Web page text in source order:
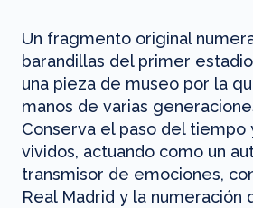
Un fragmento original
barandillas del primer
una pieza de museo por la
manos de varias
Conserva el paso del tiempo
vividos, actuando como un
transmisor de emociones,
Real Madrid y la numeración